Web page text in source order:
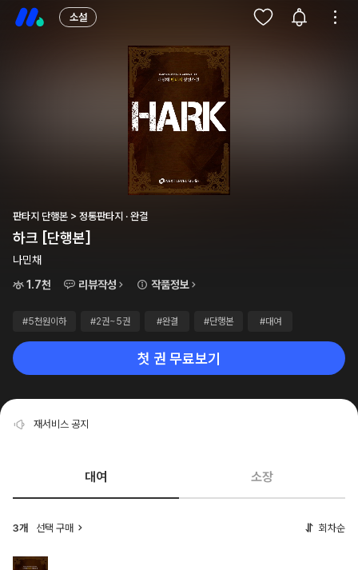
소설
판타지 단행본 > 정통판타지 · 완결
하크 [단행본]
나민채
1.7천
리뷰작성 작품정보
#5천원이하 #2권~5권 #완결 #단행본 #대여
첫 권 무료보기
재서비스 공지
대여 소장
3개 선택 구매 회차순